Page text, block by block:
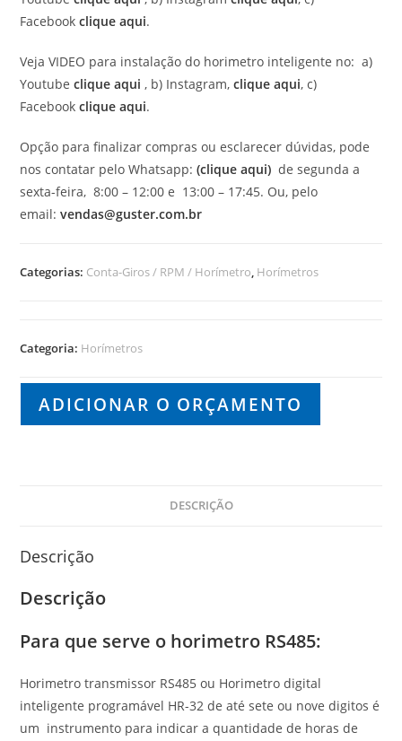
Facebook clique aqui.
Veja VIDEO para instalação do horimetro inteligente no: a)
Youtubeclique aqui , b) Instagram, clique aqui, c)
Facebook clique aqui.
Opção para finalizar compras ou esclarecer dúvidas, pode
nos contatar pelo Whatsapp:(clique aqui) de segunda a
sexta-feira, 8:00 – 12:00 e 13:00 – 17:45. Ou, pelo
email: vendas@guster.com.br
Categorias: Conta-Giros / RPM / Horímetro, Horímetros
Categoria: Horímetros
ADICIONAR O ORÇAMENTO
DESCRIÇÃO
Descrição
Descrição
Para que serve o horimetro RS485:
Horimetro transmissor RS485 ou Horimetro digital
inteligente programável HR-32 de até sete ou nove digitos é
um instrumento para indicar a quantidade de horas de